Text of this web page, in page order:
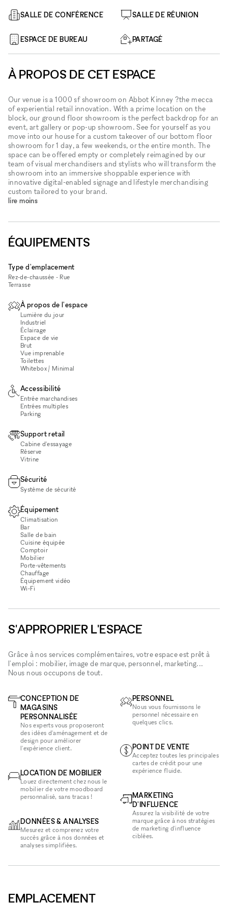
SALLE DE CONFÉRENCE SALLE DE RÉUNION
ESPACE DE BUREAU PARTAGÉ
À PROPOS DE CET ESPACE
Our venue is a 1000 sf showroom on Abbot Kinney ?the mecca
of experiential retail innovation. With a prime location on the
block, our ground floor showroom is the perfect backdrop for an
event, art gallery or pop-up showroom. See for yourself as you
move into our house for a custom takeover of our bottom floor
showroom for 1 day, a few weekends, or the entire month. The
space can be offered empty or completely reimagined by our
team of visual merchandisers and stylists who will transform the
showroom into an immersive shoppable experience with
innovative digital-enabled signage and lifestyle merchandising
custom tailored to your brand.
lire moins
ÉQUIPEMENTS
Type d'emplacement
Rez-de-chaussée - Rue
Terrasse
À propos de l'espace
Lumière du jour
Industriel
Éclairage
Espace de vie
Brut
Vue imprenable
Toilettes
Whitebox / Minimal
Accessibilité
Entrée marchandises
Entrées multiples
Parking
Support retail
Cabine d'essayage
Réserve
Vitrine
Sécurité
Système de sécurité
Équipement
Climatisation
Bar
Salle de bain
Cuisine équipée
Comptoir
Mobilier
Porte-vêtements
Chauffage
Équipement vidéo
Wi‑Fi
S'APPROPRIER L'ESPACE
Grâce à nos services complémentaires, votre espace est prêt à
l'emploi : mobilier, image de marque, personnel, marketing...
Nous nous occupons de tout.
CONCEPTION DE
MAGASINS
PERSONNALISÉE
Nos experts vous proposeront
des idées d'aménagement et de
design pour améliorer
l'expérience client.
LOCATION DE MOBILIER
Louez directement chez nous le
mobilier de votre moodboard
personnalisé, sans tracas !
DONNÉES & ANALYSES
Mesurez et comprenez votre
succès grâce à nos données et
analyses simplifiées.
PERSONNEL
Nous vous fournissons le
personnel nécessaire en
quelques clics.
POINT DE VENTE
Acceptez toutes les principales
cartes de crédit pour une
expérience fluide.
MARKETING
D'INFLUENCE
Assurez la visibilité de votre
marque grâce à nos stratégies
de marketing d'influence
ciblées.
EMPLACEMENT